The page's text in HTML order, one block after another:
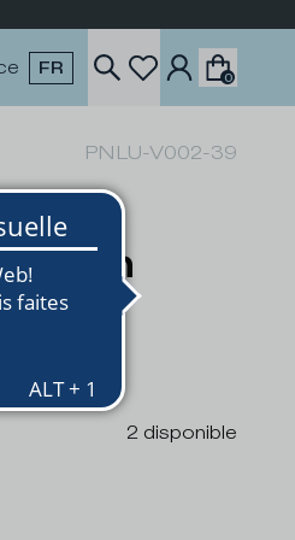
FR 0
PNLU-V002-39
2 disponible